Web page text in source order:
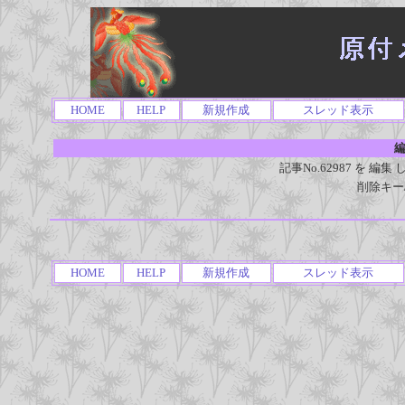
HOME HELP 新規作成 スレッド表示
記事No.62987 を 編集
削除キ
HOME HELP 新規作成 スレッド表示